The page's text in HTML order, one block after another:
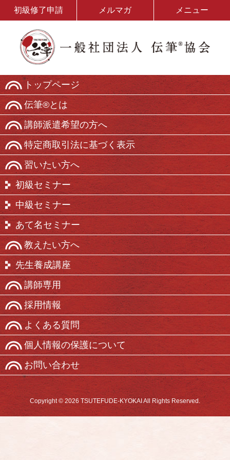
初級修了申請 メルマガ メニュー
トップページ
伝筆®とは
講師派遣希望の方へ
特定商取引法に基づく表示
習いたい方へ
初級セミナー
中級セミナー
あて名セミナー
教えたい方へ
先生養成講座
講師専用
採用情報
よくある質問
個人情報の保護について
お問い合わせ
Copyright © 2026 TSUTEFUDE-KYOKAI All Rights Reserved.